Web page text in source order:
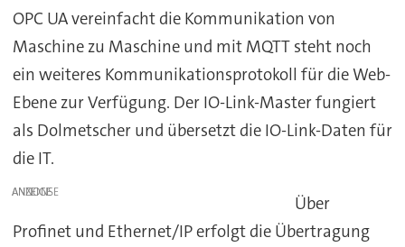
OPC UA vereinfacht die Kommunikation von
Maschine zu Maschine und mit MQTT steht noch
ein weiteres Kommunikationsprotokoll für die Web-
Ebene zur Verfügung. Der IO-Link-Master fungiert
als Dolmetscher und übersetzt die IO-Link-Daten für
die IT.
ANZEIGE
Über
Profinet und Ethernet/IP erfolgt die Übertragung